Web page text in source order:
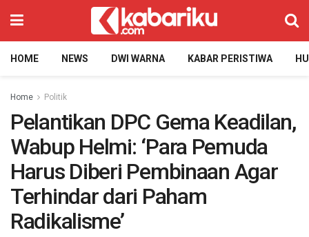
HOME NEWS DWI WARNA KABAR PERISTIWA
Home Politik
Pelantikan DPC Gema Keadilan,
Wabup Helmi: ‘Para Pemuda
Harus Diberi Pembinaan Agar
Terhindar dari Paham
Radikalisme’